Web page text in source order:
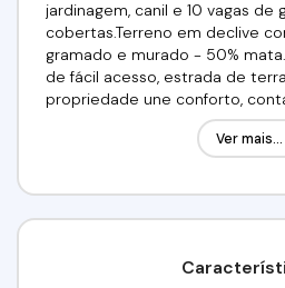
jardinagem, canil e 10 vagas de
cobertas.Terreno em declive
gramado e murado - 50%
de fácil acesso, estrada de
propriedade une conforto,
ótima infraestrutura.Valor R$:
permuta em casa térrea.Venha
Ver mais...